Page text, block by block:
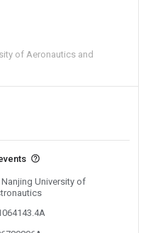
of Aeronautics and
University of